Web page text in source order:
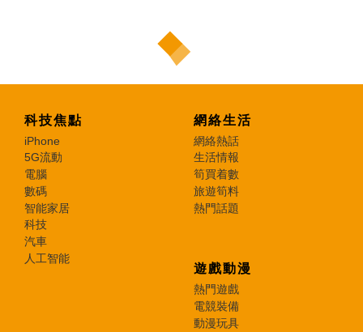
科技焦點
iPhone
5G流動
電腦
數碼
智能家居
科技
汽車
人工智能
網絡生活
網絡熱話
生活情報
筍買着數
旅遊筍料
熱門話題
遊戲動漫
熱門遊戲
電競裝備
動漫玩具